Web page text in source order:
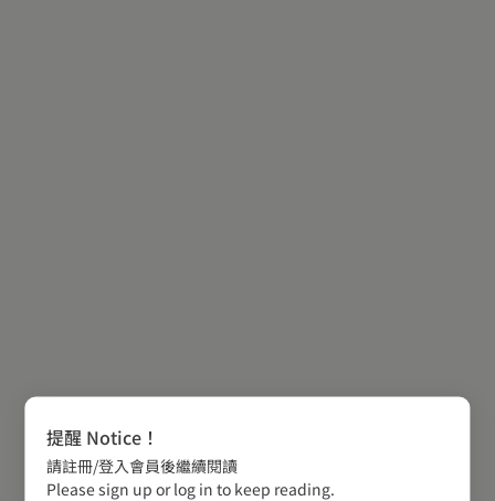
提醒 Notice！
請註冊/登入會員後繼續閱讀
Please sign up or log in to keep reading.